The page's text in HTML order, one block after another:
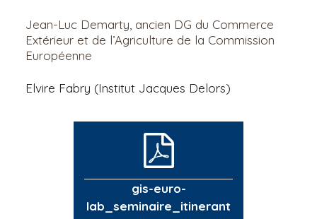
Jean-Luc Demarty, ancien DG du Commerce
Extérieur et de l’Agriculture de la Commission
Européenne
Elvire Fabry (Institut Jacques Delors)
gis-euro-
lab_seminaire_itinerant